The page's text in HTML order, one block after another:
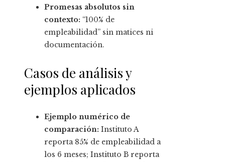
Promesas absolutos sin
contexto: “100% de
empleabilidad” sin matices ni
documentación.
Casos de análisis y
ejemplos aplicados
Ejemplo numérico de
comparación: Instituto A
reporta 85% de empleabilidad a
los 6 meses; Instituto B reporta